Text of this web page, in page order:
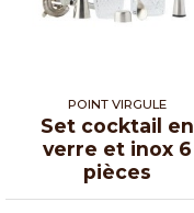
POINT VIRGULE
Set cocktail en
verre et inox 6
pièces